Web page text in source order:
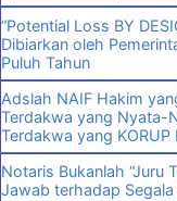
“Potential Loss BY
Dibiarkan oleh
Puluh Tahun
Adslah NAIF Hakim
Terdakwa yang Nyata-
Terdakwa yang KORUP
Notaris Bukanlah “Juru
Jawab terhadap